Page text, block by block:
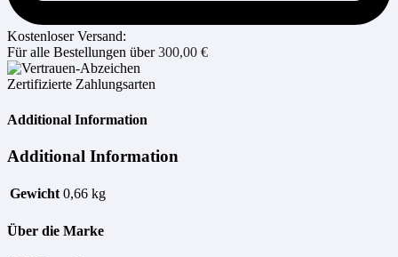
Kostenloser Versand:
Für alle Bestellungen über300,00 €
Zertifizierte Zahlungsarten
Additional Information
Additional Information
Gewicht 0,66 kg
Über die Marke